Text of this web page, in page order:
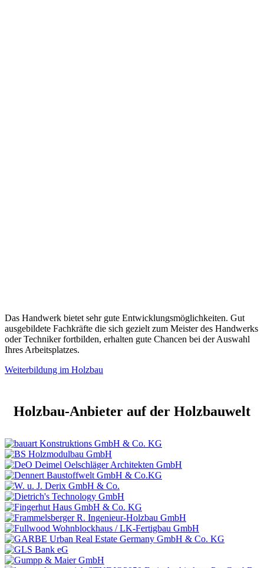
Das Handwerk bietet sehr gute Entwicklungsmöglichkeiten. Gut
ausgebildete Fachkräfte die sich gezielt zum Meister des Handwerks
oder Techniker fortbilden, erhalten gute Chancen bei der Auswahl
Ihres Arbeitsplatzes.
Weiterbildung im Holzbau
Holzbau-Anbieter auf der Holzbauwelt